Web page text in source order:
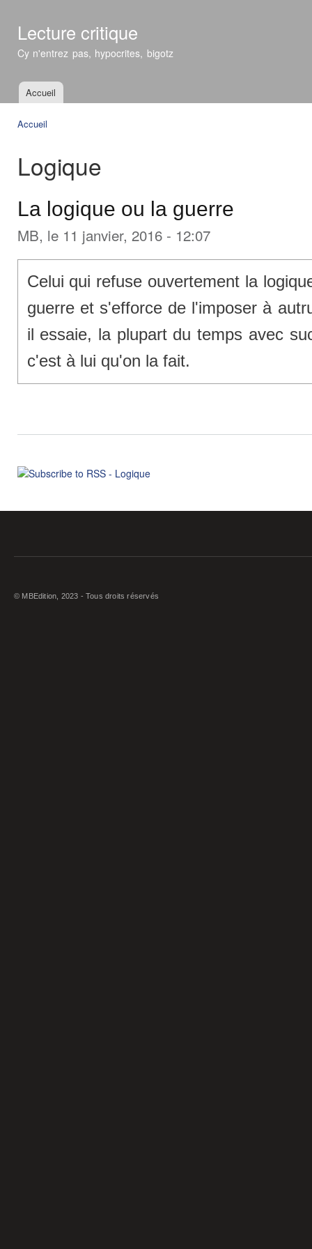
Lecture critique
Cy n'entrez pas, hypocrites, bigotz
Menu principal
Accueil
Accueil
Logique
La logique ou la guerre
MB, le 11 janvier, 2016 - 12:07
Celui qui refuse ouvertement la
guerre et s'efforce de l'imposer à
il essaie, la plupart du temps avec
c'est à lui qu'on la fait.
© MBEdition, 2023 - Tous droits réservés